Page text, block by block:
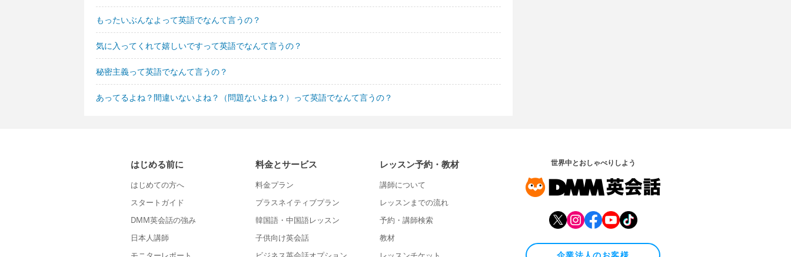
もったいぶんなよって英語でなんて言うの？
気に入ってくれて嬉しいですって英語でなんて言うの？
秘密主義って英語でなんて言うの？
あってるよね？間違いないよね？（問題ないよね？）って英語でなんて言うの？
はじめる前に
はじめての方へ
スタートガイド
DMM英会話の強み
日本人講師
料金とサービス
料金プラン
プラスネイティブプラン
韓国語・中国語レッスン
子供向け英会話
レッスン予約・教材
講師について
レッスンまでの流れ
予約・講師検索
教材
世界中とおしゃべりしよう